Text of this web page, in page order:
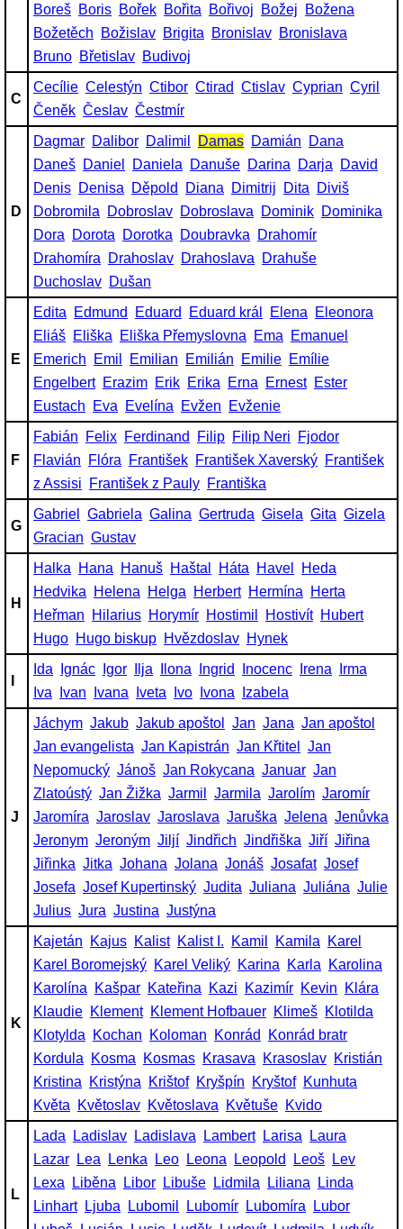
Boreš Boris Bořek Bořita Bořivoj Božej
Božena
Božetěch
Božislav Brigita Bronislav Bronislava
Bruno Břetislav Budivoj
C
Cecílie Celestýn Ctibor Ctirad Ctislav Cyprian Cyril
Čeněk Česlav Čestmír
D
Dagmar Dalibor Dalimil Damas Damián
Dana
Daneš Daniel Daniela Danuše Darina Darja
David
Denis Denisa Děpold Diana Dimitrij Dita
Diviš
Dobromila
Dobroslav Dobroslava Dominik Dominika
Dora
Dorota Dorotka Doubravka
Drahomír
Drahomíra
Drahoslav Drahoslava
Drahuše
Duchoslav Dušan
E
Edita Edmund Eduard Eduard král Elena
Eleonora
Eliáš Eliška Eliška Přemyslovna Ema
Emanuel
Emerich
Emil Emilian Emilián Emilie Emílie
Engelbert Erazim Erik Erika Erna Ernest Ester
Eustach
Eva Evelína Evžen Evženie
F
Fabián Felix Ferdinand Filip Filip Neri
Fjodor
Flavián
Flóra František František Xaverský František
z Assisi
František z Pauly Františka
G
Gabriel Gabriela Galina Gertruda Gisela Gita Gizela
Gracian Gustav
H
Halka Hana Hanuš Haštal Háta Havel
Heda
Hedvika
Helena Helga Herbert Hermína
Herta
Heřman
Hilarius Horymír Hostimil Hostivít Hubert
Hugo Hugo biskup Hvězdoslav Hynek
Ida Ignác Igor Ilja Ilona Ingrid Inocenc Irena
Irma
Iva
Ivan Ivana Iveta Ivo Ivona Izabela
J
Jáchym Jakub Jakub apoštol Jan Jana Jan apoštol
Jan evangelista Jan Kapistrán Jan Křtitel
Jan
Nepomucký Jánoš Jan Rokycana Januar Jan
Zlatoústý Jan Žižka Jarmil Jarmila Jarolím Jaromír
Jaromíra Jaroslav Jaroslava Jaruška Jelena Jenůvka
Jeronym Jeroným Jiljí Jindřich Jindřiška Jiří Jiřina
Jiřinka Jitka Johana Jolana Jonáš Josafat Josef
Josefa Josef Kupertinský Judita Juliana Juliána Julie
Julius Jura Justina Justýna
K
Kajetán Kajus Kalist Kalist I. Kamil Kamila
Karel
Karel Boromejský Karel Veliký Karina Karla
Karolina
Karolína
Kašpar Kateřina Kazi Kazimír Kevin
Klára
Klaudie Klement Klement Hofbauer Klimeš Klotilda
Klotylda
Kochan Koloman Konrád
Konrád bratr
Kordula
Kosma Kosmas Krasava Krasoslav Kristián
Kristina
Kristýna Krištof Kryšpín Kryštof Kunhuta
Květa
Květoslav Květoslava Květuše Kvido
L
Lada Ladislav Ladislava Lambert Larisa
Laura
Lazar
Lea Lenka Leo Leona Leopold Leoš
Lev
Lexa
Liběna Libor Libuše Lidmila Liliana
Linda
Linhart
Ljuba Lubomil Lubomír Lubomíra
Lubor